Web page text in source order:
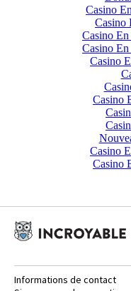
Casino
Casino
Casino
Casino
Casino
Casino
Casino
Casino
Informations de contact